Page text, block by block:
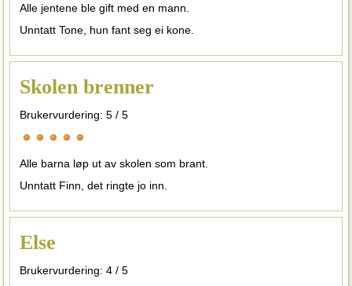
Alle jentene ble gift med en mann.
Unntatt Tone, hun fant seg ei kone.
Skolen brenner
Brukervurdering:5 /5
Alle barna løp ut av skolen som brant.
Unntatt Finn, det ringte jo inn.
Else
Brukervurdering:4 /5